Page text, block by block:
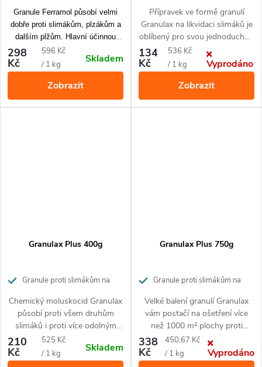
Granule Ferramol působí velmi
dobře proti slimákům, plzákům a
dalším plžům. Hlavní účinnou
složkou přípravku je v přírodě
vyskytující se fosforečnan
železitý. Po aplikaci granulí
nemusíte mrtvé škůdce odklízet z
pole a dokonce nepotkáte ani
žádnou slizovou stopu. Ochrana
298
Kč
Měrná
cena:
596 Kč
/ 1 kg
Skladem
Zobrazit
Přípravek ve formě granulí
Granulax na likvidaci slimáků je
oblíbený pro svou jednoduchou
aplikaci a vysokou účinnost
proti slimákům, plzákům a
dalším škodlivýmplžům. Balení
250 g vystačí na ošetření
přibližně 350 m². dobrá
odolnost proti vlhkosti
134
Kč
Měrná
cena:
536 Kč
/ 1 kg
Vyprodáno
Zobrazit
Granulax Plus 400g
Granule proti slimákům na
Chemický moluskocid Granulax
působí proti všem druhům
slimáků i proti více odolným
plzákům. Granule vysoce
odolné proti vlhkosti se snadno
aplikují rozhozem bez nutnosti
210
Kč
Měrná
cena:
525 Kč
/ 1 kg
Skladem
Granulax Plus 750g
Granule proti slimákům na
Velké balení granulí Granulax
vám postačí na ošetření více
než 1000 m² plochy proti
slimákům i odolnějším plzákům.
Přípravek vydrží nerozložený a
to i za deštivého počasí po
338
Kč
Měrná
cena:
450,67 Kč
/ 1 kg
Vyprodáno